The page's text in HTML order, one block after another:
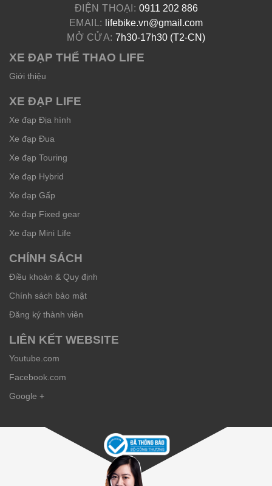
ĐIỆN THOẠI: 0911 202 886
EMAIL:
lifebike.vn@gmail.com
MỞ CỬA: 7h30-17h30 (T2-CN)
XE ĐẠP THỂ THAO LIFE
Giới thiệu
XE ĐẠP LIFE
Xe đạp Địa hình
Xe đạp Đua
Xe đạp Touring
Xe đạp Hybrid
Xe đạp Gấp
Xe đạp Fixed gear
Xe đạp Mini Life
CHÍNH SÁCH
Điều khoản & Quy định
Chính sách bảo mật
Đăng ký thành viên
LIÊN KẾT WEBSITE
Youtube.com
Facebook.com
Google +